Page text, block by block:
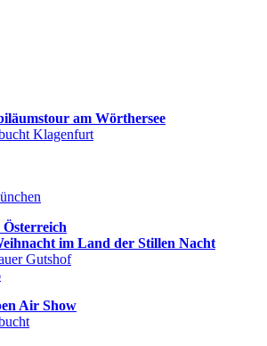
am Wörthersee
Klagenfurt
im Land der Stillen Nacht
Gutshof
Air Show